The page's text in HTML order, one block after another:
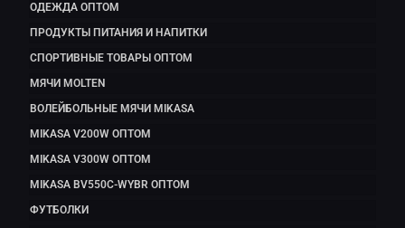
ОДЕЖДА ОПТОМ
ПРОДУКТЫ ПИТАНИЯ И НАПИТКИ
СПОРТИВНЫЕ ТОВАРЫ ОПТОМ
МЯЧИ MOLTEN
ВОЛЕЙБОЛЬНЫЕ МЯЧИ MIKASA
MIKASA V200W ОПТОМ
MIKASA V300W ОПТОМ
MIKASA BV550C-WYBR ОПТОМ
ФУТБОЛКИ